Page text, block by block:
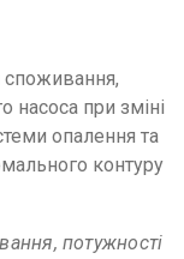
потужності